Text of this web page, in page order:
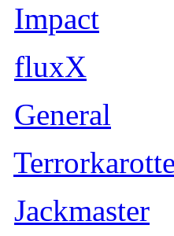
Impact
fluxX
General
Terrorkarotte
Jackmaster